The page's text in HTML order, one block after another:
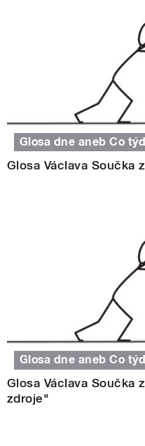
Glosa dne aneb Co
Glosa Václava Součka
Glosa dne aneb Co
Glosa Václava Součka
zdroje"